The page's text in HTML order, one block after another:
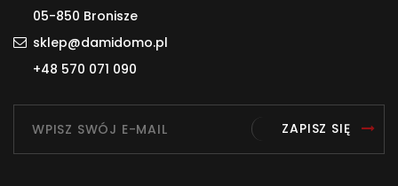
05-850 Bronisze
sklep@damidomo.pl
+48 570 071 090
ZAPISZ SIĘ